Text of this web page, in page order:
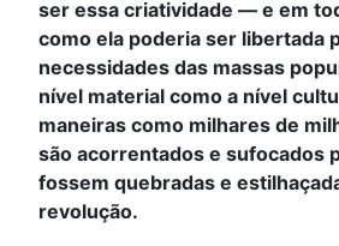
ser essa criatividade — e em
como ela poderia ser libertada
necessidades das massas
nível material como a nível
maneiras como milhares de
são acorrentados e sufocados
fossem quebradas e
revolução.